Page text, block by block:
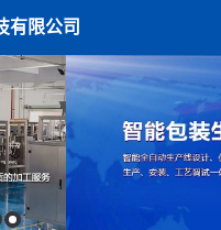
有限公司